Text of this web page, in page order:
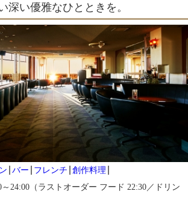
深い優雅なひとときを。
バー フレンチ 創作料理
24:00（ラストオーダー フード 22:30／ドリン